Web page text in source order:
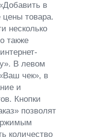
в
цены товара.
несколько
также
В левом
чек», в
и
Кнопки
позволят
количество